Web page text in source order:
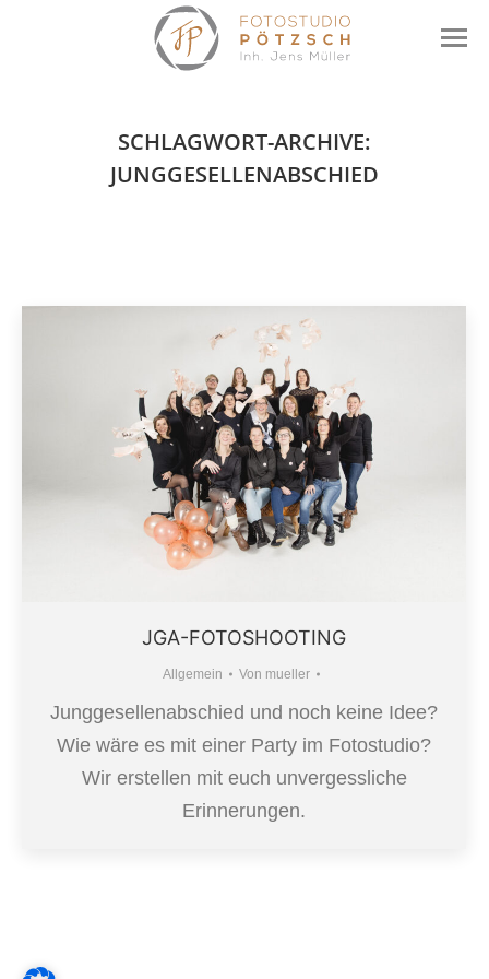
SCHLAGWORT-ARCHIVE:
JUNGGESELLENABSCHIED
JGA-FOTOSHOOTING
Allgemein Von mueller
Junggesellenabschied und noch keine Idee?
Wie wäre es mit einer Party im Fotostudio?
Wir erstellen mit euch unvergessliche
Erinnerungen.